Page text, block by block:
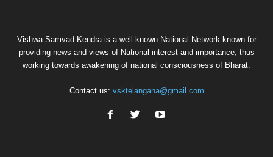
Vishwa Samvad Kendra is a well known National Network known for
providing news and views of National interest and importance, thus
working towards awakening of national consciousness of Bharat.
Contact us: vsktelangana@gmail.com